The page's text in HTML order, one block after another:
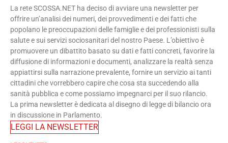
La rete SCOSSA.NET ha deciso di avviare una newsletter per
offrire un’analisi dei numeri, dei provvedimenti e dei fatti che
popolano le preoccupazioni delle famiglie e dei professionisti sulla
salute e sui servizi sociosanitari del nostro Paese. L’obiettivo è
promuovere un dibattito basato su dati e fatti concreti, favorire la
diffusione di informazioni e documenti, analizzare la realtà senza
appiattirsi sulla narrazione prevalente, fornire un servizio ai tanti
cittadini che vorrebbero capire che cosa sta succedendo alla
sanità pubblica e come possiamo impegnarci per il suo rilancio.
La prima newsletter è dedicata al disegno di legge di bilancio ora
in discussione in Parlamento.
LEGGI LA NEWSLETTER